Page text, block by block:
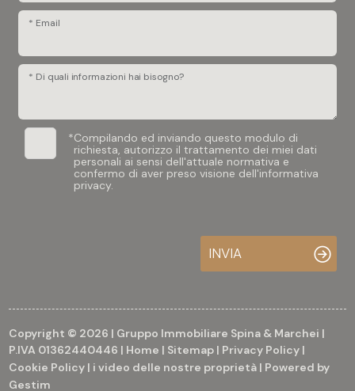
* Email
* Di quali informazioni hai bisogno?
*Compilando ed inviando questo modulo di
richiesta, autorizzo il trattamento dei miei dati
personali ai sensi dell'attuale normativa e
confermo di aver preso visione dell'informativa
privacy.
INVIA
Copyright © 2026 | Gruppo Immobiliare Spina & Marchei |
P.IVA 01362440446 | Home | Sitemap | Privacy Policy |
Cookie Policy | i video delle nostre proprietà | Powered by
Gestim